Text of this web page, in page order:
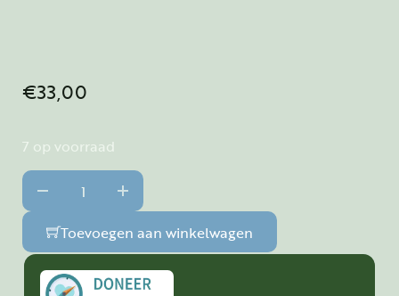
€33,00
7 op voorraad
Loslaten - Release - Letting go 3D - A3 formaat aantal
Toevoegen aan winkelwagen